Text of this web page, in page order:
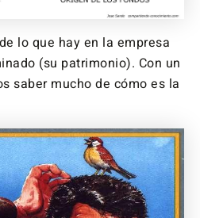
de lo que hay en la empresa
(su patrimonio). Con un
saber mucho de cómo es la